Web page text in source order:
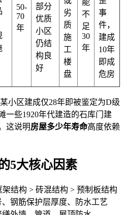
50-
70
年
部分
优质
小区
仍结
构良
好
劣
质
施
工
楼
盘
能
不
足
30
年
事
件，
建成
10年
即成
危房
小区建成仅28年即被鉴定为D级
一些1920年代建造的石库门建
这说明房屋多少年寿命高度依赖
5大核心因素
架结构 > 砖混结构 > 预制板结构
、钢筋保护层厚度、防水工艺